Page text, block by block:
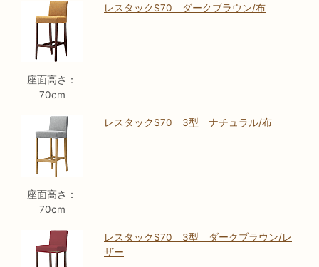
座面高さ：
70cm
レスタックS70 ダークブラウン/布
座面高さ：
70cm
レスタックS70 3型 ナチュラル/布
レスタックS70 3型 ダークブラウン/レ
ザー